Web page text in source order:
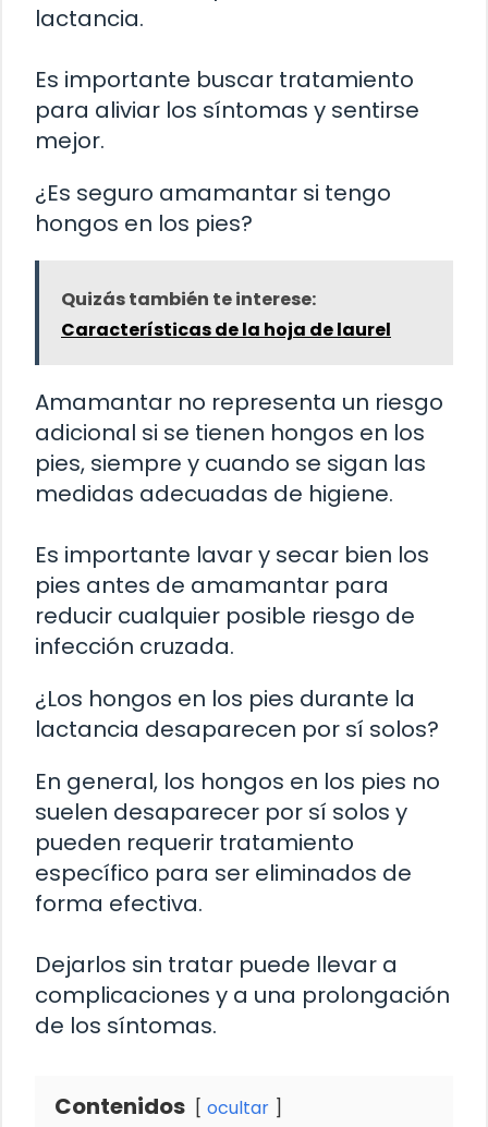
lactancia.
Es importante buscar tratamiento
para aliviar los síntomas y sentirse
mejor.
¿Es seguro amamantar si tengo
hongos en los pies?
Quizás también te interese:
Características de la hoja de laurel
Amamantar no representa un riesgo
adicional si se tienen hongos en los
pies, siempre y cuando se sigan las
medidas adecuadas de higiene.
Es importante lavar y secar bien los
pies antes de amamantar para
reducir cualquier posible riesgo de
infección cruzada.
¿Los hongos en los pies durante la
lactancia desaparecen por sí solos?
En general, los hongos en los pies no
suelen desaparecer por sí solos y
pueden requerir tratamiento
específico para ser eliminados de
forma efectiva.
Dejarlos sin tratar puede llevar a
complicaciones y a una prolongación
de los síntomas.
Contenidos ocultar